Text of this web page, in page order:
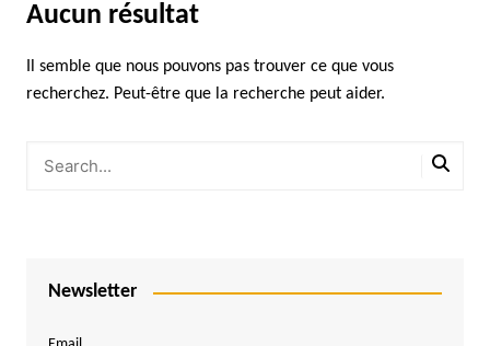
Aucun résultat
Il semble que nous pouvons pas trouver ce que vous
recherchez. Peut-être que la recherche peut aider.
Newsletter